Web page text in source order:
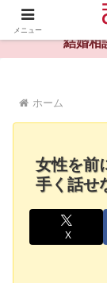
婚活や出
結婚相
ホーム
女性を前
手く話せ
X
メニュー